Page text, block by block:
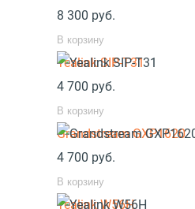
8 300 руб.
В корзину
Yealink SIP-T31
4 700 руб.
В корзину
Grandstream GXP1620
4 700 руб.
В корзину
Yealink W56H